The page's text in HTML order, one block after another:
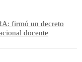
firmó un decreto
docente